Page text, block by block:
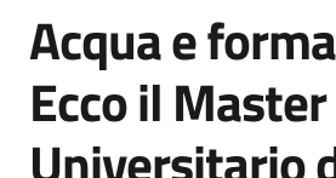
fiume
Gestione
Salta al contenuto
Acqua e
Ecco il Master